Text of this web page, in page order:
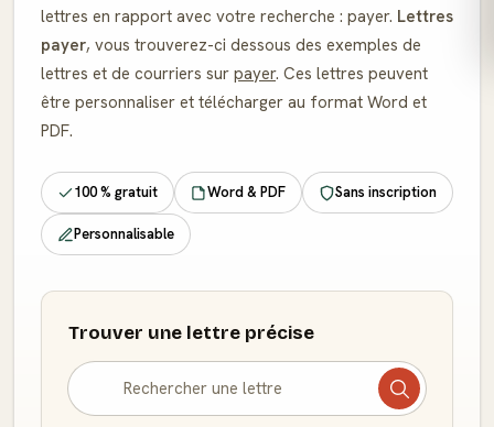
lettres en rapport avec votre recherche : payer. Lettres
payer, vous trouverez-ci dessous des exemples de
lettres et de courriers sur payer. Ces lettres peuvent
être personnaliser et télécharger au format Word et
PDF.
100 % gratuit Word & PDF Sans inscription
Personnalisable
Trouver une lettre précise